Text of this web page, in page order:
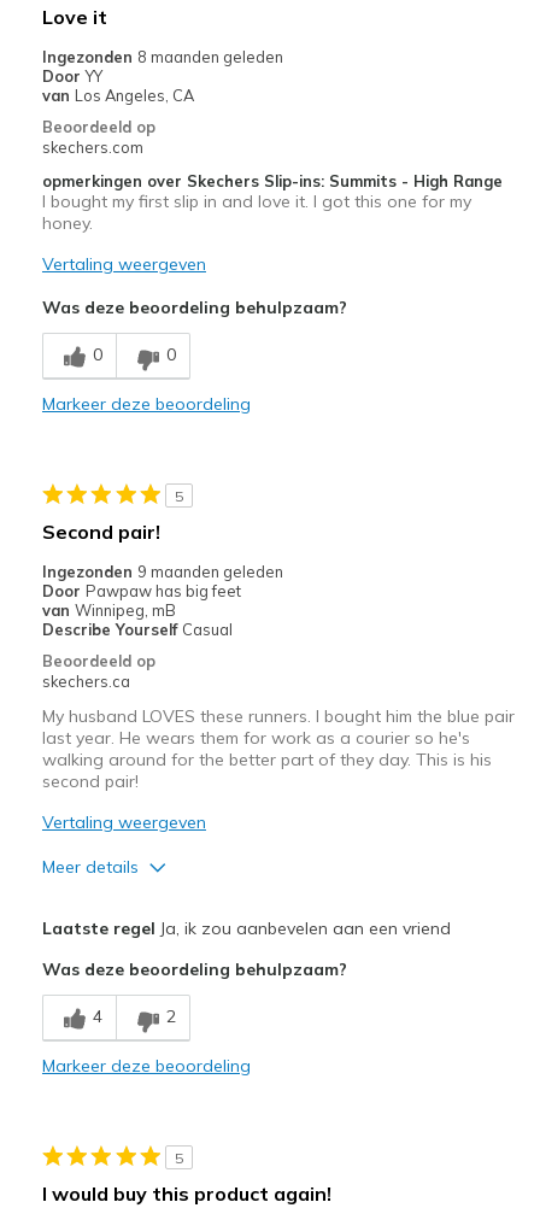
Beste toepassingen
Casual Wear
Going Out
Special Occasions
Travel
Width
Feels true to width
Sizing
Feels half size too big
View On Shoes
Love it
Ingezonden 8 maanden geleden
Door YY
van Los Angeles, CA
Beoordeeld op
skechers.com
opmerkingen over Skechers Slip-ins: Summits - High Range
I bought my first slip in and love it. I got this one for my
honey.
Vertaling weergeven
Was deze beoordeling behulpzaam?
0 0
Markeer deze beoordeling
5
Second pair!
Ingezonden 9 maanden geleden
Door Pawpaw has big feet
van Winnipeg, mB
Describe Yourself Casual
Beoordeeld op
skechers.ca
My husband LOVES these runners. I bought him the blue pair
last year. He wears them for work as a courier so he's
walking around for the better part of they day. This is his
second pair!
Vertaling weergeven
Meer details
Comfortable
Durable
Wear Out Quickly
Laatste regel Ja, ik zou aanbevelen aan een vriend
Was deze beoordeling behulpzaam?
4 2
Markeer deze beoordeling
5
I would buy this product again!